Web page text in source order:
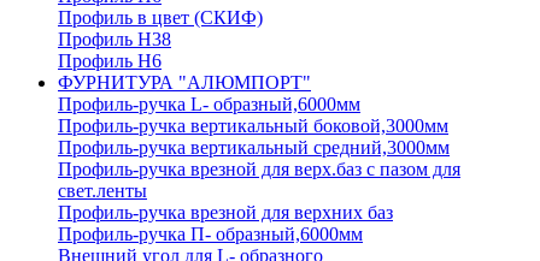
Профиль в цвет (СКИФ)
Профиль H38
Профиль H6
ФУРНИТУРА "АЛЮМПОРТ"
Профиль-ручка L- образный,6000мм
Профиль-ручка вертикальный боковой,3000мм
Профиль-ручка вертикальный средний,3000мм
Профиль-ручка врезной для верх.баз с пазом для
свет.ленты
Профиль-ручка врезной для верхних баз
Профиль-ручка П- образный,6000мм
Внешний угол для L- образного